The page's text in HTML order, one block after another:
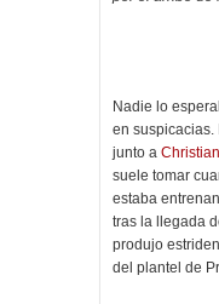
Nadie lo
en suspicacias.
junto a
suele tomar
estaba
tras la llegada
produjo
del plantel de